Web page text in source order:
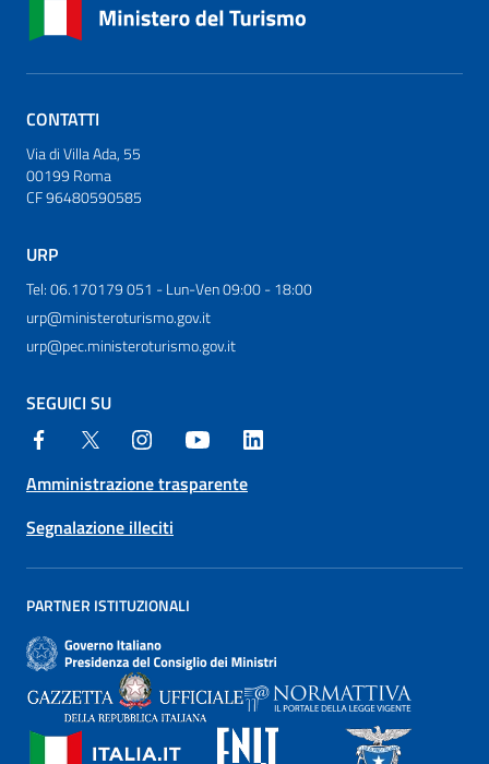
CONTATTI
Via di Villa Ada, 55
00199 Roma
CF 96480590585
URP
Tel: 06.170179 051 - Lun-Ven 09:00 - 18:00
urp@ministeroturismo.gov.it
urp@pec.ministeroturismo.gov.it
SEGUICI SU
Amministrazione trasparente
Segnalazione illeciti
PARTNER ISTITUZIONALI